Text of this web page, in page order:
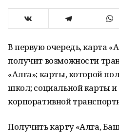
В первую очередь, карта
получит возможности
«Алга»; карты, которой
школ; социальной карты и
корпоративной
Получить карту «Алга,